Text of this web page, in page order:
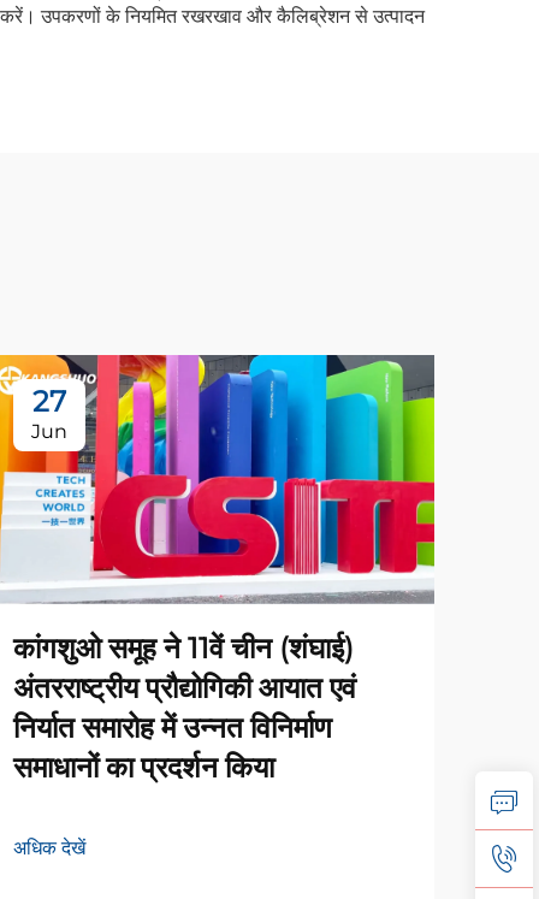
करें। उपकरणों के नियमित रखरखाव और कैलिब्रेशन से उत्पादन
27
Jun
कांगशुओ समूह ने 11वें चीन (शंघाई)
अंतरराष्ट्रीय प्रौद्योगिकी आयात एवं
निर्यात समारोह में उन्नत विनिर्माण
समाधानों का प्रदर्शन किया
अधिक देखें